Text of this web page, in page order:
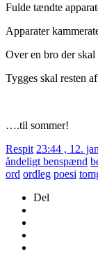
Fulde tændte
Apparater
Over en bro der skal
Tygges skal resten
….til sommer!
Respit 23:44 , 12.
åndeligt benspænd
ord ordleg poesi
Del